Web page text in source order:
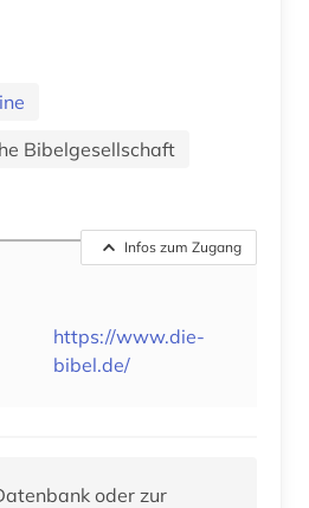
Bibelgesellschaft
Infos zum Zugang
https://www.die-
bibel.de/
oder zur